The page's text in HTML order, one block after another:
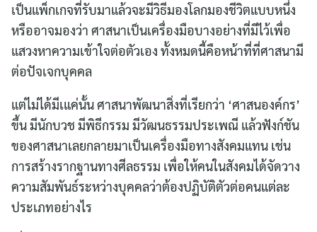
เป็นแพ็กเกจที่รับมาแล้วจะมีวิธีมองโลกมองชีวิตแบบหนึ่ง
หรืออาจมองว่า ศาสนาเป็นเครื่องมือบางอย่างที่มีไว้เพื่อ
แสวงหาความเข้าใจต่อตัวเอง ทั้งหมดนี้คือหน้าที่ที่ศาสนามี
ต่อปัจเจกบุคคล
แต่ไม่ได้มีเแค่นั้น ศาสนาพัฒนาสิ่งที่เรียกว่า ‘ศาสนองค์กร’
ขึ้น มีนักบวช มีพิธีกรรม มีวัฒนธรรมประเพณี แล้วฟังก์ชัน
ของศาสนาเลยกลายมาเป็นเครื่องมือทางสังคมแทน เช่น
การสร้างรากฐานทางศีลธรรม เพื่อให้คนในสังคมได้จัดวาง
ความสัมพันธ์ระหว่างบุคคลว่าต้องปฏิบัติตัวต่อคนแต่ละ
ประเภทอย่างไร